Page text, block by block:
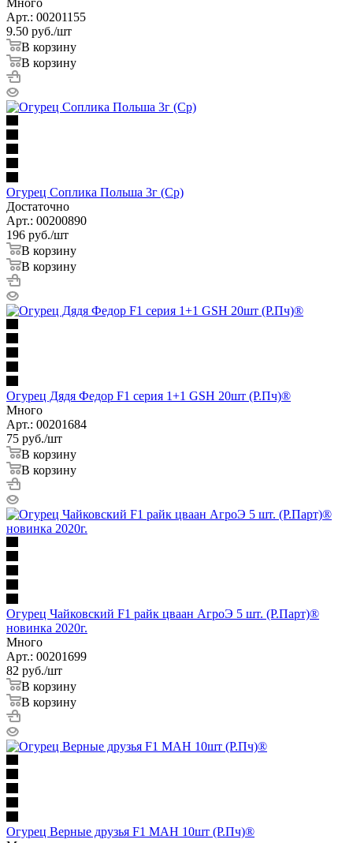
Арт.: 00201155
9.50 руб./шт
В корзину
В корзину
Огурец Соплика Польша 3г (Ср)
Достаточно
Арт.: 00200890
196 руб./шт
В корзину
В корзину
Огурец Дядя Федор F1 серия 1+1 GSH 20шт (Р.Пч)®
Много
Арт.: 00201684
75 руб./шт
В корзину
В корзину
Огурец Чайковский F1 райк цваан АгроЭ 5 шт. (Р.Парт)®
новинка 2020г.
Много
Арт.: 00201699
82 руб./шт
В корзину
В корзину
Огурец Верные друзья F1 МАН 10шт (Р.Пч)®